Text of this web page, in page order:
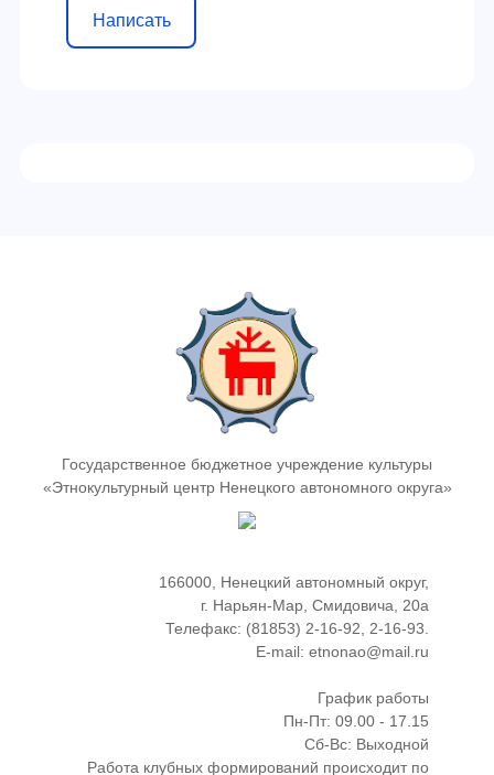
Написать
Государственное бюджетное учреждение культуры
«Этнокультурный центр Ненецкого автономного округа»
166000, Ненецкий автономный округ,
г. Нарьян-Мар, Смидовича, 20а
Телефакс: (81853) 2-16-92, 2-16-93.
E-mail: etnonao@mail.ru
График работы
Пн-Пт: 09.00 - 17.15
Сб-Вс: Выходной
Работа клубных формирований происходит по